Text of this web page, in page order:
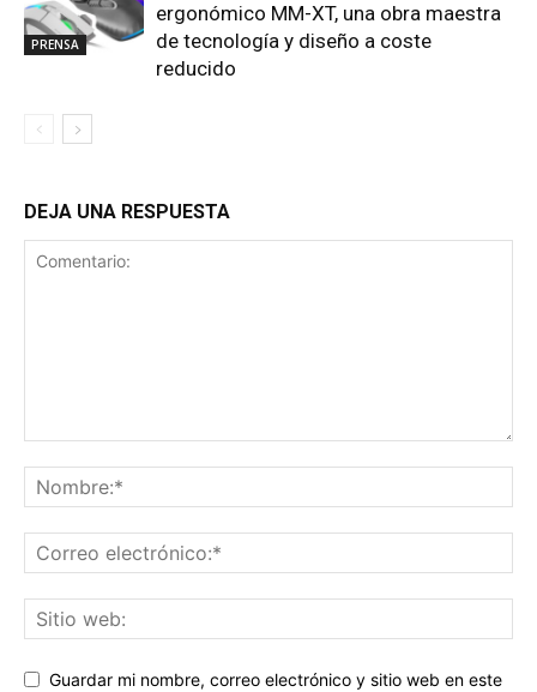
PRENSA
ergonómico MM-XT, una obra maestra
de tecnología y diseño a coste
reducido
DEJA UNA RESPUESTA
Guardar mi nombre, correo electrónico y sitio web en este